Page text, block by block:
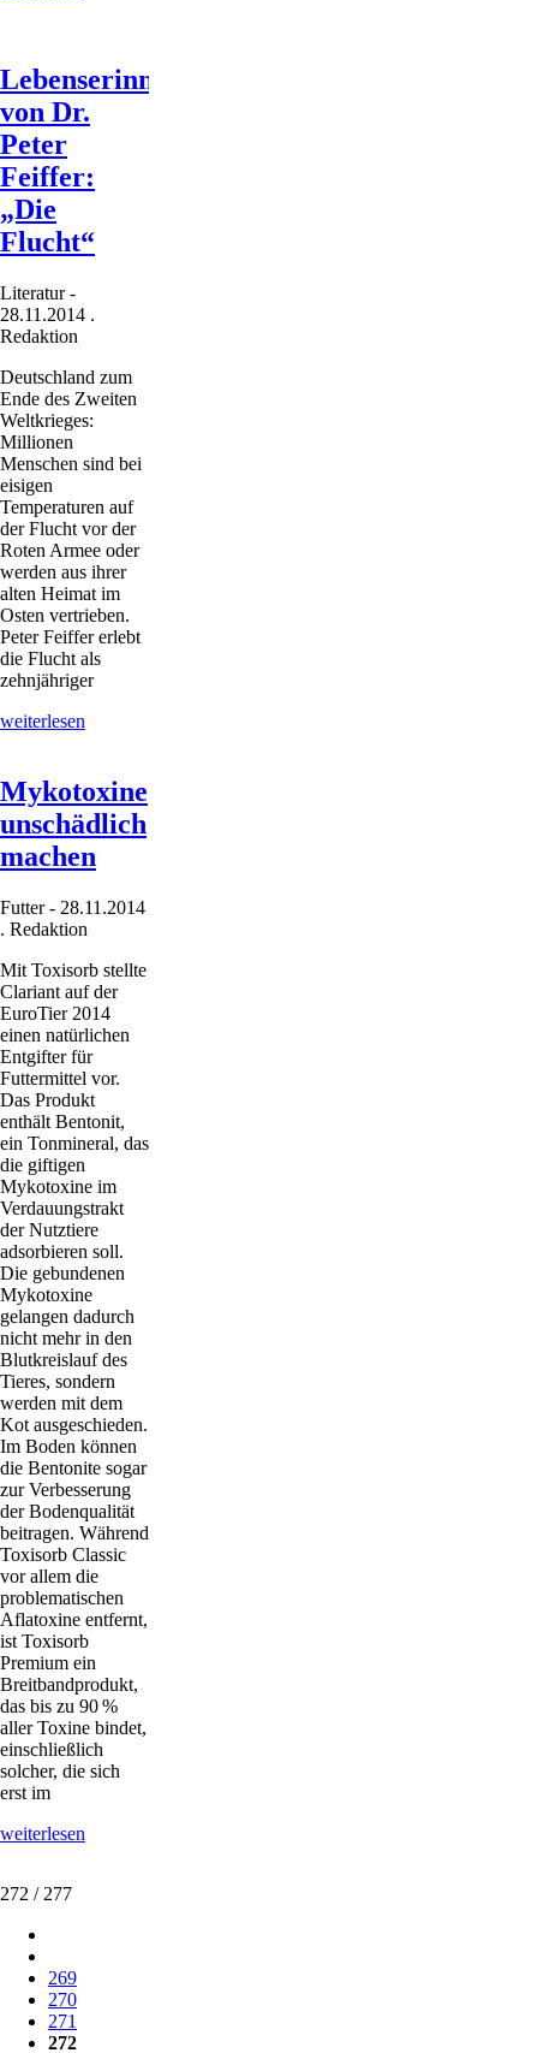
Lebenserinnerungen
von Dr.
Peter
Feiffer:
„Die
Flucht“
Literatur-
28.11.2014 .
Redaktion
Deutschland zum
Ende des Zweiten
Weltkrieges:
Millionen
Menschen sind bei
eisigen
Temperaturen auf
der Flucht vor der
Roten Armee oder
werden aus ihrer
alten Heimat im
Osten vertrieben.
Peter Feiffer erlebt
die Flucht als
zehnjähriger
weiterlesen
Peter
Feiffer:
„Die
Flucht“
Mykotoxine
unschädlich
machen
Futter- 28.11.2014
. Redaktion
Mit Toxisorb stellte
Clariant auf der
EuroTier 2014
einen natürlichen
Entgifter für
Futtermittel vor.
Das Produkt
enthält Bentonit,
ein Tonmineral, das
die giftigen
Mykotoxine im
Verdauungstrakt
der Nutztiere
adsorbieren soll.
Die gebundenen
Mykotoxine
gelangen dadurch
nicht mehr in den
Blutkreislauf des
Tieres, sondern
werden mit dem
Kot ausgeschieden.
Im Boden können
die Bentonite sogar
zur Verbesserung
der Bodenqualität
beitragen. Während
Toxisorb Classic
vor allem die
problematischen
Aflatoxine entfernt,
ist Toxisorb
Premium ein
Breitbandprodukt,
das bis zu 90 %
aller Toxine bindet,
einschließlich
solcher, die sich
erst im
weiterlesen
272 / 277
269
270
271
272